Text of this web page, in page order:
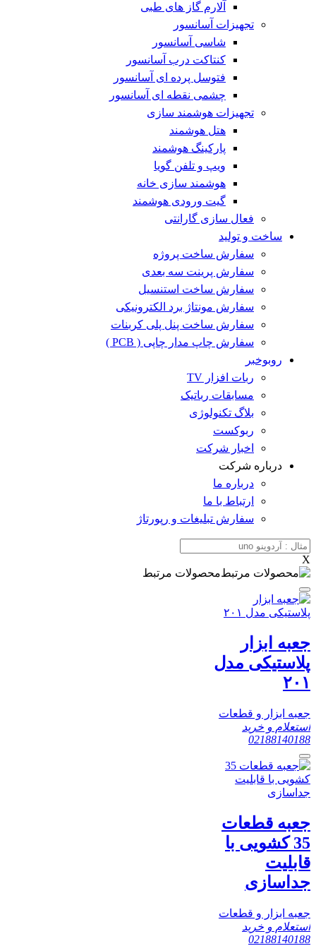
آلارم گاز های طبی
تجهیزات آسانسور
شاسی آسانسور
کنتاکت درب آسانسور
فتوسل پرده ای آسانسور
چشمی نقطه ای آسانسور
تجهیزات هوشمند سازی
هتل هوشمند
پارکینگ هوشمند
ویپ و تلفن گویا
هوشمند سازی خانه
گیت ورودی هوشمند
فعال سازی گارانتی
ساخت و تولید
سفارش ساخت پروژه
سفارش پرینت سه بعدی
سفارش ساخت استنسیل
سفارش مونتاژ برد الکترونیکی
سفارش ساخت پنل پلی کربنات
سفارش چاپ مدار چاپی ( PCB )
روبوخبر
ربات افزار TV
مسابقات رباتیک
بلاگ تکنولوژی
ربوکست
اخبار شرکت
درباره شرکت
درباره ما
ارتباط با ما
سفارش تبلیغات و رپورتاژ
X
محصولات مرتبط
جعبه ابزار
پلاستیکی مدل
۲۰۱
جعبه ابزار و قطعات
استعلام و خرید
02188140188
جعبه قطعات
35 کشویی با
قابلیت
جداسازی
جعبه ابزار و قطعات
استعلام و خرید
02188140188